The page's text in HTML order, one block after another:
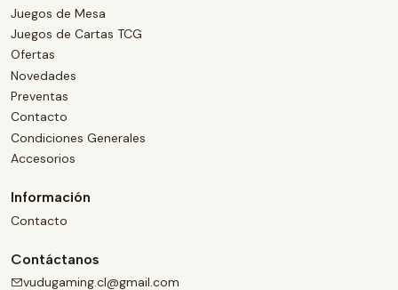
Juegos de Mesa
Juegos de Cartas TCG
Ofertas
Novedades
Preventas
Contacto
Condiciones Generales
Accesorios
Información
Contacto
Contáctanos
vudugaming.cl@gmail.com